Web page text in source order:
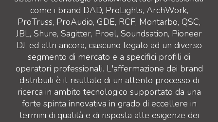
come i brand DAD, ProLights, ArchWork,
ProTruss, ProAudio, GDE, RCF, Montarbo, QSC,
JBL, Shure, Sagitter, Proel, Soundsation, Pioneer
DJ, ed altri ancora, ciascuno legato ad un diverso
segmento di mercato e a specifici profili di
operatori professionali. L'affermazione dei brand
distribuiti è il risultato di un attento processo di
ricerca in ambito tecnologico supportato da una
forte spinta innovativa in grado di eccellere in
termini di qualità e di risposta alle esigenze dei